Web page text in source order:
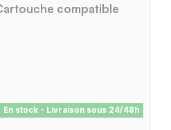
compatible
En stock - Livraison sous 24/48h